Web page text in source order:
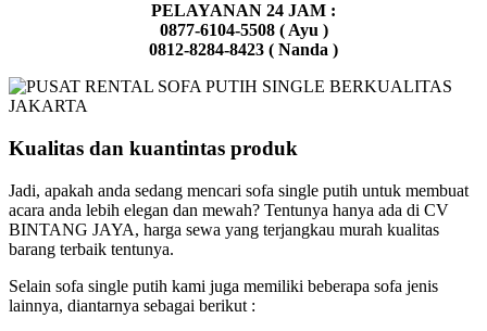
PELAYANAN 24 JAM :
0877-6104-5508 ( Ayu )
0812-8284-8423 ( Nanda )
Kualitas dan kuantintas produk
Jadi, apakah anda sedang mencari sofa single putih untuk membuat
acara anda lebih elegan dan mewah? Tentunya hanya ada di CV
BINTANG JAYA, harga sewa yang terjangkau murah kualitas
barang terbaik tentunya.
Selain sofa single putih kami juga memiliki beberapa sofa jenis
lainnya, diantarnya sebagai berikut :